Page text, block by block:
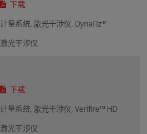
下载
计量系统, 激光干涉仪, DynaFiz™
激光干涉仪
下载
计量系统, 激光干涉仪, Verifire™ HD
激光干涉仪